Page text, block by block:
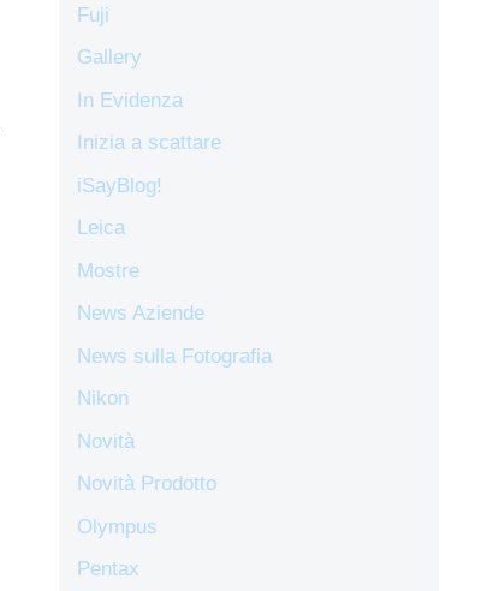
Fuji
Gallery
In Evidenza
Inizia a scattare
iSayBlog!
Leica
Mostre
News Aziende
News sulla Fotografia
Nikon
Novità
Novità Prodotto
Olympus
Pentax